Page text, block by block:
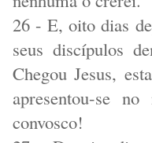
26 - E, oito dias
seus discípulos
Chegou Jesus,
apresentou-se
convosco!